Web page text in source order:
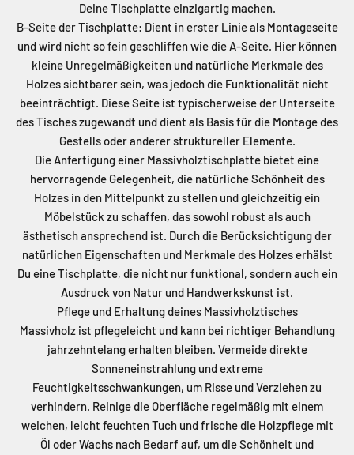
Deine Tischplatte einzigartig machen.
B-Seite der Tischplatte: Dient in erster Linie als Montageseite
und wird nicht so fein geschliffen wie die A-Seite. Hier können
kleine Unregelmäßigkeiten und natürliche Merkmale des
Holzes sichtbarer sein, was jedoch die Funktionalität nicht
beeinträchtigt. Diese Seite ist typischerweise der Unterseite
des Tisches zugewandt und dient als Basis für die Montage des
Gestells oder anderer struktureller Elemente.
Die Anfertigung einer Massivholztischplatte bietet eine
hervorragende Gelegenheit, die natürliche Schönheit des
Holzes in den Mittelpunkt zu stellen und gleichzeitig ein
Möbelstück zu schaffen, das sowohl robust als auch
ästhetisch ansprechend ist. Durch die Berücksichtigung der
natürlichen Eigenschaften und Merkmale des Holzes erhälst
Du eine Tischplatte, die nicht nur funktional, sondern auch ein
Ausdruck von Natur und Handwerkskunst ist.
Pflege und Erhaltung deines Massivholztisches
Massivholz ist pflegeleicht und kann bei richtiger Behandlung
jahrzehntelang erhalten bleiben. Vermeide direkte
Sonneneinstrahlung und extreme
Feuchtigkeitsschwankungen, um Risse und Verziehen zu
verhindern. Reinige die Oberfläche regelmäßig mit einem
weichen, leicht feuchten Tuch und frische die Holzpflege mit
Öl oder Wachs nach Bedarf auf, um die Schönheit und